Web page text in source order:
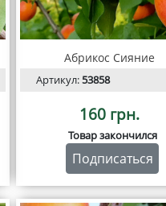
Абрикос Сияние
Артикул:53858
160 грн.
Товар закончился
Подписаться